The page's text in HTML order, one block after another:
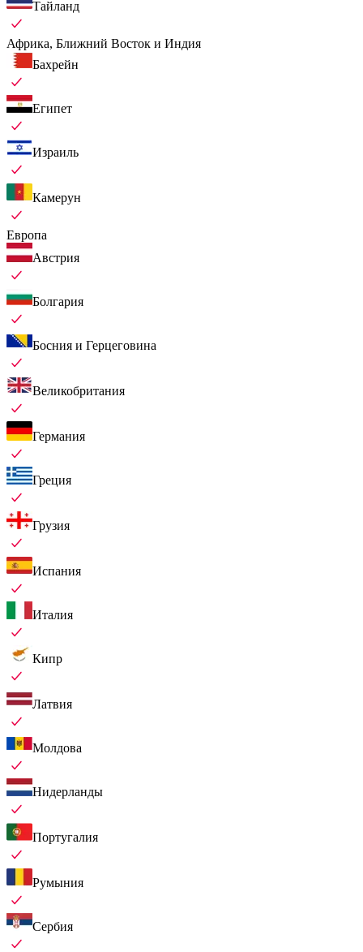
Тайланд
Африка, Ближний Восток и Индия
Бахрейн
Египет
Израиль
Камерун
Европа
Австрия
Болгария
Босния и Герцеговина
Великобритания
Германия
Греция
Грузия
Испания
Италия
Кипр
Латвия
Молдова
Нидерланды
Португалия
Румыния
Сербия